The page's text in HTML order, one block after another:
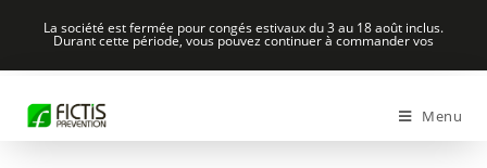
La société est fermée pour congés estivaux du 3 au 18 août inclus.
Durant cette période, vous pouvez continuer à commander vos
formations sur risques-electriques.com
Menu